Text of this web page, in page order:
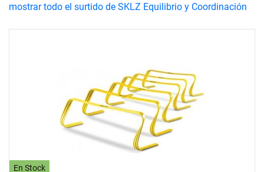
En Stock
mostrar todo el surtido de SKLZ Equilibrio y Coordinación